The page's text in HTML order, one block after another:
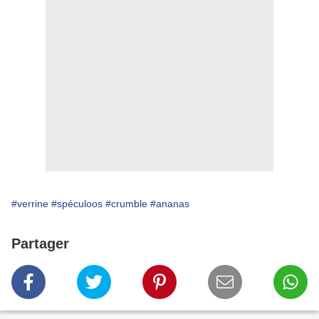
#verrine #spéculoos #crumble #ananas
Partager